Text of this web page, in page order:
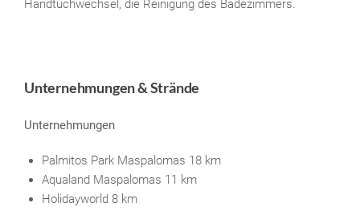
Handtuchwechsel, die Reinigung des Badezimmers.
Unternehmungen & Strände
Unternehmungen
Palmitos Park Maspalomas 18 km
Aqualand Maspalomas 11 km
Holidayworld 8 km